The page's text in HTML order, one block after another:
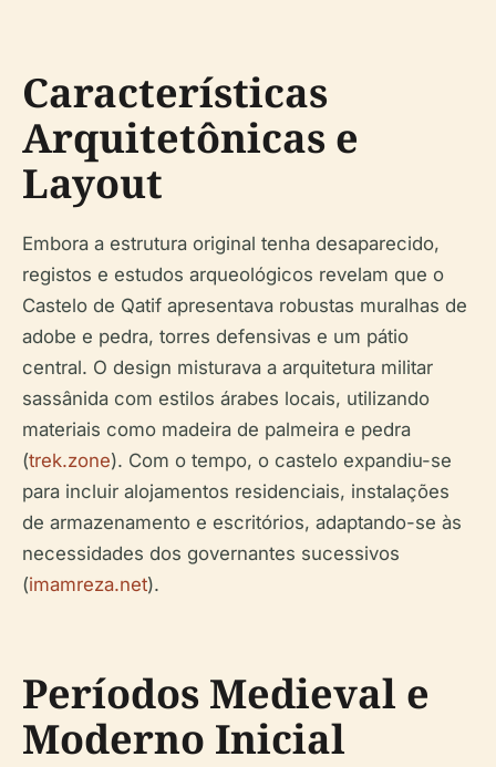
Características
Arquitetônicas e
Layout
Embora a estrutura original tenha desaparecido,
registos e estudos arqueológicos revelam que o
Castelo de Qatif apresentava robustas muralhas de
adobe e pedra, torres defensivas e um pátio
central. O design misturava a arquitetura militar
sassânida com estilos árabes locais, utilizando
materiais como madeira de palmeira e pedra
(trek.zone). Com o tempo, o castelo expandiu-se
para incluir alojamentos residenciais, instalações
de armazenamento e escritórios, adaptando-se às
necessidades dos governantes sucessivos
(imamreza.net).
Períodos Medieval e
Moderno Inicial